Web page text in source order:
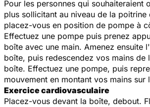
Pour les personnes qui souhaiteraient
plus sollicitant au niveau de la poitrine
placez-vous en position de pompe à
Effectuez une pompe puis prenez
boîte avec une main. Amenez ensuite
boîte, puis redescendez vos mains de
boîte. Effectuez une pompe, puis
mouvement en montant vos mains sur
Exercice cardiovasculaire
Placez-vous devant la boîte, debout.